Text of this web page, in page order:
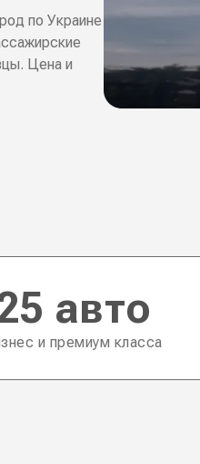
по Украине
Цена и
авто
и премиум класса